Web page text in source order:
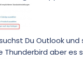
Du Outlook
Thunderbird aber es